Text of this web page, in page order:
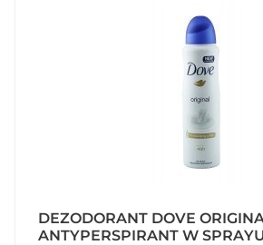
DEZODORANT DOVE
ANTYPERSPIRANT W